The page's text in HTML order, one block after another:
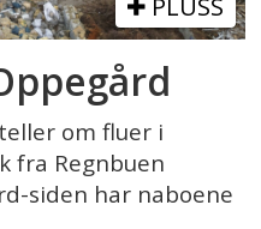
PLUSS
om fluer i
fra Regnbuen
siden har naboene